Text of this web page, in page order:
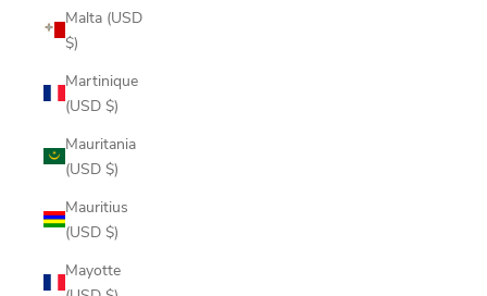
Malta (USD
$)
Martinique
(USD $)
Mauritania
(USD $)
Mauritius
(USD $)
Mayotte